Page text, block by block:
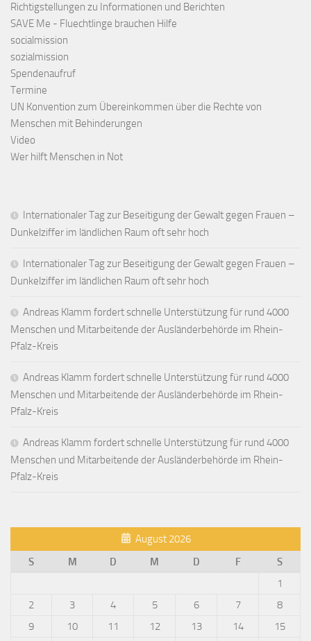
Richtigstellungen zu Informationen und Berichten
SAVE Me - Fluechtlinge brauchen Hilfe
socialmission
sozialmission
Spendenaufruf
Termine
UN Konvention zum Übereinkommen über die Rechte von
Menschen mit Behinderungen
Video
Wer hilft Menschen in Not
Internationaler Tag zur Beseitigung der Gewalt gegen Frauen –
Dunkelziffer im ländlichen Raum oft sehr hoch
Internationaler Tag zur Beseitigung der Gewalt gegen Frauen –
Dunkelziffer im ländlichen Raum oft sehr hoch
Andreas Klamm fordert schnelle Unterstützung für rund 4000
Menschen und Mitarbeitende der Ausländerbehörde im Rhein-
Pfalz-Kreis
Andreas Klamm fordert schnelle Unterstützung für rund 4000
Menschen und Mitarbeitende der Ausländerbehörde im Rhein-
Pfalz-Kreis
Andreas Klamm fordert schnelle Unterstützung für rund 4000
Menschen und Mitarbeitende der Ausländerbehörde im Rhein-
Pfalz-Kreis
August 2026
S
M D M D F
S
1
2
3 4 5 6 7
8
9
10 11 12 13 14
15